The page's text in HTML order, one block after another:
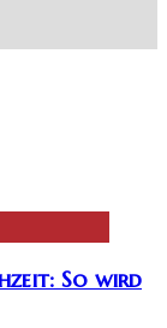
So wird